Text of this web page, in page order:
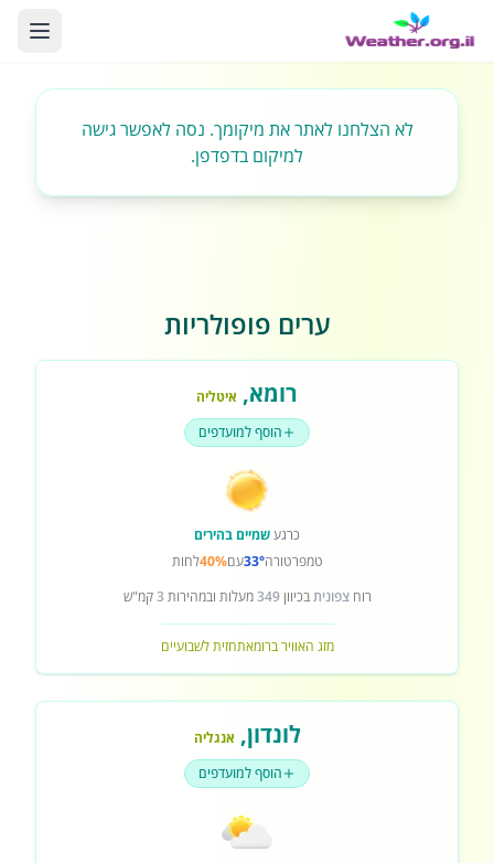
לא הצלחנו לאתר את מיקומך. נסה לאפשר גישה
למיקום בדפדפן.
ערים פופולריות
רומא, איטליה
הוסף למועדפים
כרגעשמיים בהירים
טמפרטורה33°עם40%לחות
רוחצפוניתבכיוון349מעלות ובמהירות 3קמ"ש
מזג האוויר ברומאתחזית לשבועיים
לונדון, אנגליה
הוסף למועדפים